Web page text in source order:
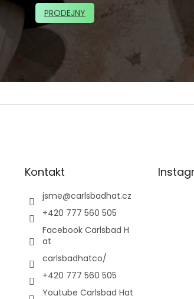
PRODEJNY
Kontakt
jsme@carlsbadhat.cz
+420 777 560 505
Facebook Carlsbad H
at
carlsbadhatco/
+420 777 560 505
Youtube Carlsbad Hat